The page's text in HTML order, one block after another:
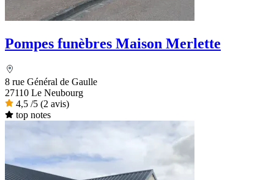
Pompes funèbres Maison Merlette
8 rue Général de Gaulle
27110 Le Neubourg
4,5 /5 (2 avis)
top notes